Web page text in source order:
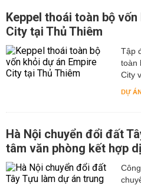
Keppel thoái toàn bộ
City tại Thủ Thiêm
Tập
toàn
City
DỰ
Hà Nội chuyển đổi đất
tâm văn phòng kết hợp